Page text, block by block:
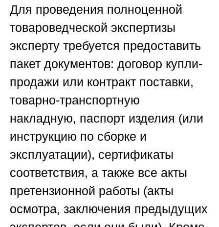
Для проведения полноценной
товароведческой экспертизы
эксперту требуется предоставить
пакет документов: договор купли-
продажи или контракт поставки,
товарно-транспортную
накладную, паспорт изделия (или
инструкцию по сборке и
эксплуатации), сертификаты
соответствия, а также все акты
претензионной работы (акты
осмотра, заключения предыдущих